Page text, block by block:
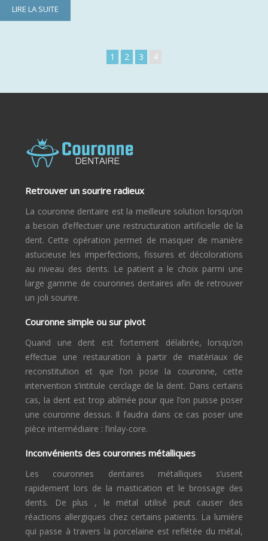
LIRE LA SUITE
1 2 3 4
Retrouver un sourire radieux
La couronne dentaire est la meilleure solution lorsqu’on
a besoin d’effectuer une restructuration artificielle de la
dent. Cette opération permet de masquer de manière
astucieuse les imperfections, fissures et décolorations
au niveau des dents. Le patient a le choix parmi une
large gamme de couronnes dentaires afin de retrouver
un joli sourire.
Couronne simple ou sur pivot
Quand une dent est fortement délabrée, lorsqu’on
effectue une restauration à partir de matériaux de
reconstitution et que l’on pose la couronne, cette
intervention s’intitule cerclage de la dent. Dans certains
cas, la dent est trop abîmée pour que l’on puisse poser
une couronne dessus. Il faudra dans ce cas poser une
pièce intermédiaire : l’inlay-core.
Inconvénients des couronnes métalliques
Les couronnes dentaires métalliques s’usent
rapidement lors de la mastication et le brossage des
dents. De plus , le métal utilisé peut causer des
réactions allergiques chez certains patients. La lumière
qui passe à travers la porcelaine est reflétée du métal,